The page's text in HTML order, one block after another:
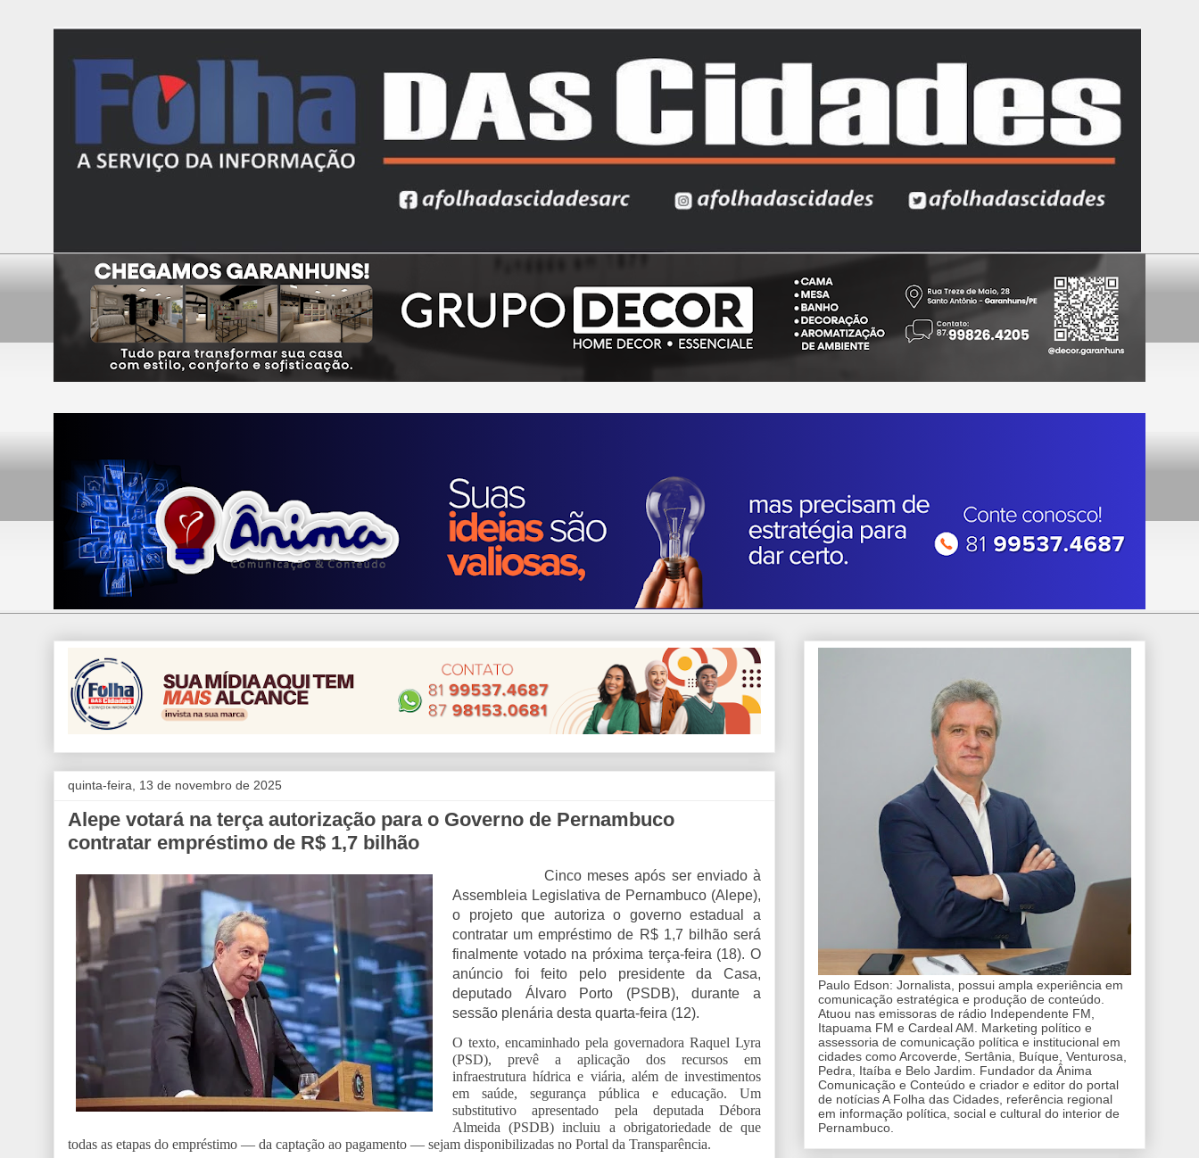
quinta-feira, 13 de novembro de 2025
Alepe votará na terça autorização para o Governo de Pernambuco
contratar empréstimo de R$ 1,7 bilhão
Cinco meses após ser enviado à
Assembleia Legislativa de Pernambuco (Alepe),
o projeto que autoriza o governo estadual a
contratar um empréstimo de R$ 1,7 bilhão será
finalmente votado na próxima terça-feira (18). O
anúncio foi feito pelo presidente da Casa,
deputado Álvaro Porto (PSDB), durante a
sessão plenária desta quarta-feira (12).
O texto, encaminhado pela governadora Raquel Lyra
(PSD), prevê a aplicação dos recursos em
infraestrutura hídrica e viária, além de investimentos
em saúde, segurança pública e educação. Um
substitutivo apresentado pela deputada Débora
Almeida (PSDB) incluiu a obrigatoriedade de que
todas as etapas do empréstimo — da captação ao pagamento — sejam disponibilizadas no Portal da Transparência.
Paulo Edson: Jornalista, possui ampla experiência em
comunicação estratégica e produção de conteúdo.
Atuou nas emissoras de rádio Independente FM,
Itapuama FM e Cardeal AM. Marketing político e
assessoria de comunicação política e institucional em
cidades como Arcoverde, Sertânia, Buíque, Venturosa,
Pedra, Itaíba e Belo Jardim. Fundador da Ânima
Comunicação e Conteúdo e criador e editor do portal
de notícias A Folha das Cidades, referência regional
em informação política, social e cultural do interior de
Pernambuco.